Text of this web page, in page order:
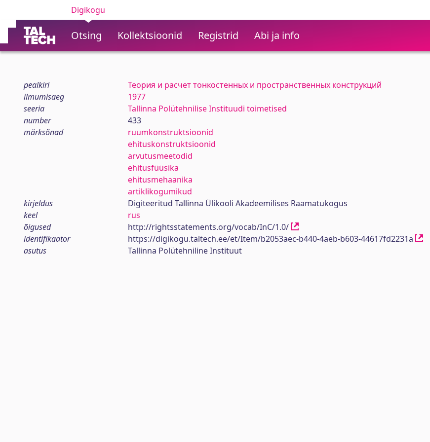
Digikogu
Otsing Kollektsioonid Registrid Abi ja info
pealkiri
Теория и расчет тонкостенных и пространственных конструкций
ilmumisaeg
1977
seeria
Tallinna Polütehnilise Instituudi toimetised
number
433
märksõnad
ruumkonstruktsioonid
ehituskonstruktsioonid
arvutusmeetodid
ehitusfüüsika
ehitusmehaanika
artiklikogumikud
kirjeldus
Digiteeritud Tallinna Ülikooli Akadeemilises Raamatukogus
keel
rus
õigused
http://rightsstatements.org/vocab/InC/1.0/
identifikaator
https://digikogu.taltech.ee/et/Item/b2053aec-b440-4aeb-b603-44617fd2231a
asutus
Tallinna Polütehniline Instituut